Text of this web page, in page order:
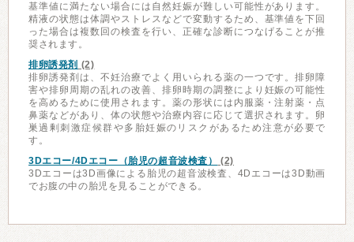
基準値に満たない場合には自然妊娠が難しい可能性があります。
精液の状態は体調やストレスなどで変動するため、基準値を下回
った場合は複数回の検査を行い、正確な診断につなげることが推
奨されます。
排卵誘発剤 (2)
排卵誘発剤は、不妊治療でよく用いられる薬の一つです。排卵障
害や排卵周期の乱れの改善、排卵時期の調整により妊娠の可能性
を高めるために使用されます。薬の形状には内服薬・注射薬・点
鼻薬などがあり、体の状態や治療内容に応じて選択されます。卵
巣過剰刺激症候群や多胎妊娠のリスクがあるため注意が必要で
す。
3Dエコー/4Dエコー（胎児の超音波検査）
(2)
3Dエコーは3D画像による胎児の超音波検査、4Dエコーは3D動画
でお腹の中の胎児を見ることができる。